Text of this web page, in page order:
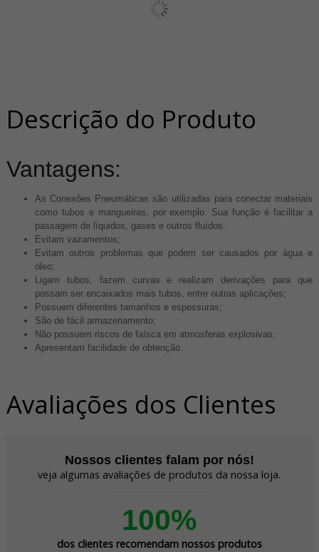
Descrição do Produto
Vantagens:
As Conexões Pneumáticas são utilizadas ​​para conectar materiais
como tubos e mangueiras, por exemplo. Sua função é facilitar a
passagem de líquidos, gases e outros fluídos.
Evitam vazamentos;
Evitam outros problemas que podem ser causados por água e
óleo;
Ligam tubos, fazem curvas e realizam derivações para que
possam ser encaixados mais tubos, entre outras aplicações;
Possuem diferentes tamanhos e espessuras;
São de fácil armazenamento;
Não possuem riscos de faísca em atmosferas explosivas;
Apresentam facilidade de obtenção.
Avaliações dos Clientes
Nossos clientes falam por nós!
veja algumas avaliações de produtos da nossa loja.
100%
dos clientes recomendam nossos produtos